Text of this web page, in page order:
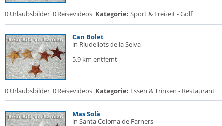
0 Urlaubsbilder 0 Reisevideos Kategorie: Sport & Freizeit - Golf
Can Bolet
in Riudellots de la Selva
5,9 km entfernt
0 Urlaubsbilder 0 Reisevideos Kategorie: Essen & Trinken - Restaurant
Mas Solà
in Santa Coloma de Farners